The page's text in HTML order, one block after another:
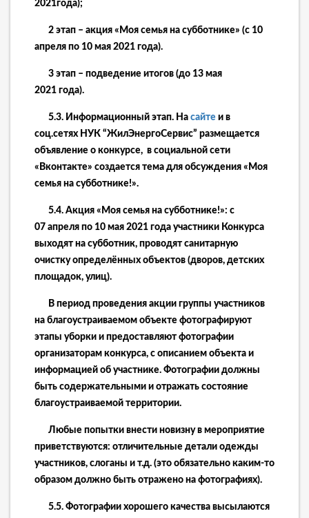
2021года);
2 этап – акция «Моя семья на субботнике» (с 10
апреля по 10 мая 2021 года).
3 этап – подведение итогов (до 13 мая
2021 года).
5.3. Информационный этап. На сайте и в
соц.сетях НУК “ЖилЭнергоСервис” размещается
объявление о конкурсе, в социальной сети
«Вконтакте» создается тема для обсуждения «Моя
семья на субботнике!».
5.4. Акция «Моя семья на субботнике!»: с
07 апреля по 10 мая 2021 года участники Конкурса
выходят на субботник, проводят санитарную
очистку определённых объектов (дворов, детских
площадок, улиц).
В период проведения акции группы участников
на благоустраиваемом объекте фотографируют
этапы уборки и предоставляют фотографии
организаторам конкурса, с описанием объекта и
информацией об участнике. Фотографии должны
быть содержательными и отражать состояние
благоустраиваемой территории.
Любые попытки внести новизну в мероприятие
приветствуются: отличительные детали одежды
участников, слоганы и т.д. (это обязательно каким-то
образом должно быть отражено на фотографиях).
5.5. Фотографии хорошего качества высылаются